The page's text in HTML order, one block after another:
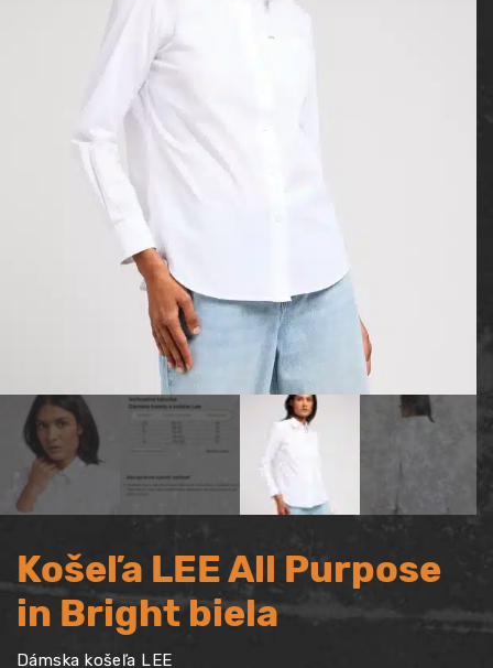
Košeľa LEE All Purpose
in Bright biela
Dámska košeľa LEE